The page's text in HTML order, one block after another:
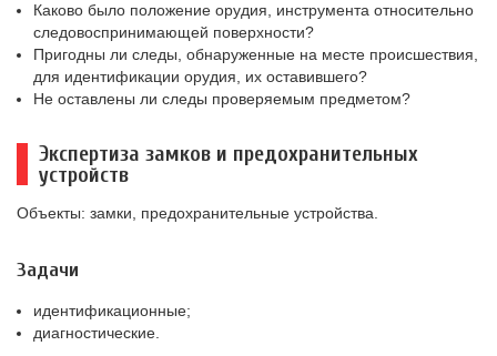
Каково было положение орудия, инструмента относительно
следовоспринимающей поверхности?
Пригодны ли следы, обнаруженные на месте происшествия,
для идентификации орудия, их оставившего?
Не оставлены ли следы проверяемым предметом?
Экспертиза замков и предохранительных
устройств
Объекты: замки, предохранительные устройства.
Задачи
идентификационные;
диагностические.